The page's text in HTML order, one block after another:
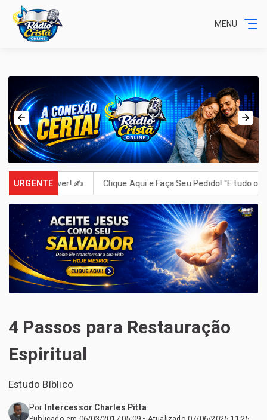
MENU
URGENTE
✍️ Clique Aqui e Faça Seu Pedido! "E tudo o que
4 Passos para Restauração
Espiritual
Estudo Bíblico
Por Intercessor Charles Pitta